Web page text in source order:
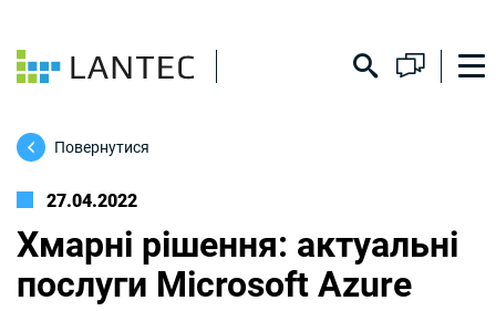
Повернутися
27.04.2022
Хмарні рішення: актуальні
послуги Microsoft Azure